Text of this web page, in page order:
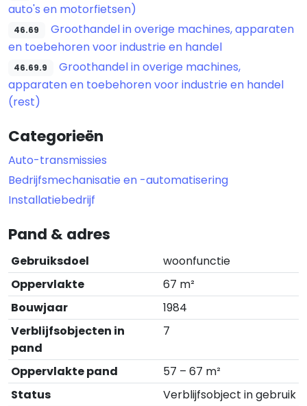
auto's en motorfietsen)
46.69
Groothandel in overige machines, apparaten
en toebehoren voor industrie en handel
46.69.9
Groothandel in overige machines,
apparaten en toebehoren voor industrie en handel
(rest)
Categorieën
Auto-transmissies
Bedrijfsmechanisatie en -automatisering
Installatiebedrijf
Pand & adres
Gebruiksdoel
woonfunctie
Oppervlakte
67 m²
Bouwjaar
1984
Verblijfsobjecten in
pand
7
Oppervlakte pand
57 – 67 m²
Status
Verblijfsobject in gebruik